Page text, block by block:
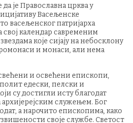
Православна црква у
Васељенске
васељенског патријарха
свој календар савременим
које сијају на небосклону
и монаси, али нема
и освећени епископи,
едески, пелски и
су достигли исту благодат
архијерејским служењем. Бог
а нарочито епископима, како
своје службе. Светост